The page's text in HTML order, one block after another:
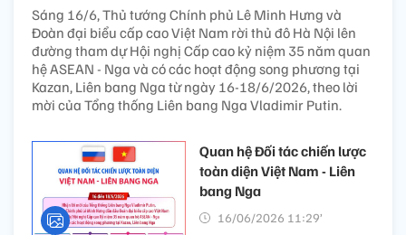
Sáng 16/6, Thủ tướng Chính phủ Lê Minh Hưng và
Đoàn đại biểu cấp cao Việt Nam rời thủ đô Hà Nội lên
đường tham dự Hội nghị Cấp cao kỷ niệm 35 năm quan
hệ ASEAN - Nga và có các hoạt động song phương tại
Kazan, Liên bang Nga từ ngày 16-18/6/2026, theo lời
mời của Tổng thống Liên bang Nga Vladimir Putin.
Quan hệ Đối tác chiến lược
toàn diện Việt Nam - Liên
bang Nga
16/06/2026 11:29’